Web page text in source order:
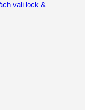
vali lock &